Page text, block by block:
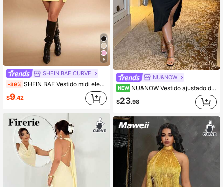
5
SHEIN BAE CURVE
-39% SHEIN BAE Vestido midi elegante y sexy sin mangas con dobladillo dividido para mujer de talla grande, adecuado para citas, té de la tarde, ir al trabajo, bodas, vacaciones, fiestas, cumpleaños, San Valentín, eventos formales, playa, club
$9.42
NU&NOW
NEW NU&NOW Vestido ajustado de talla grande con mangas de encaje negro y abertura alta
$23.98